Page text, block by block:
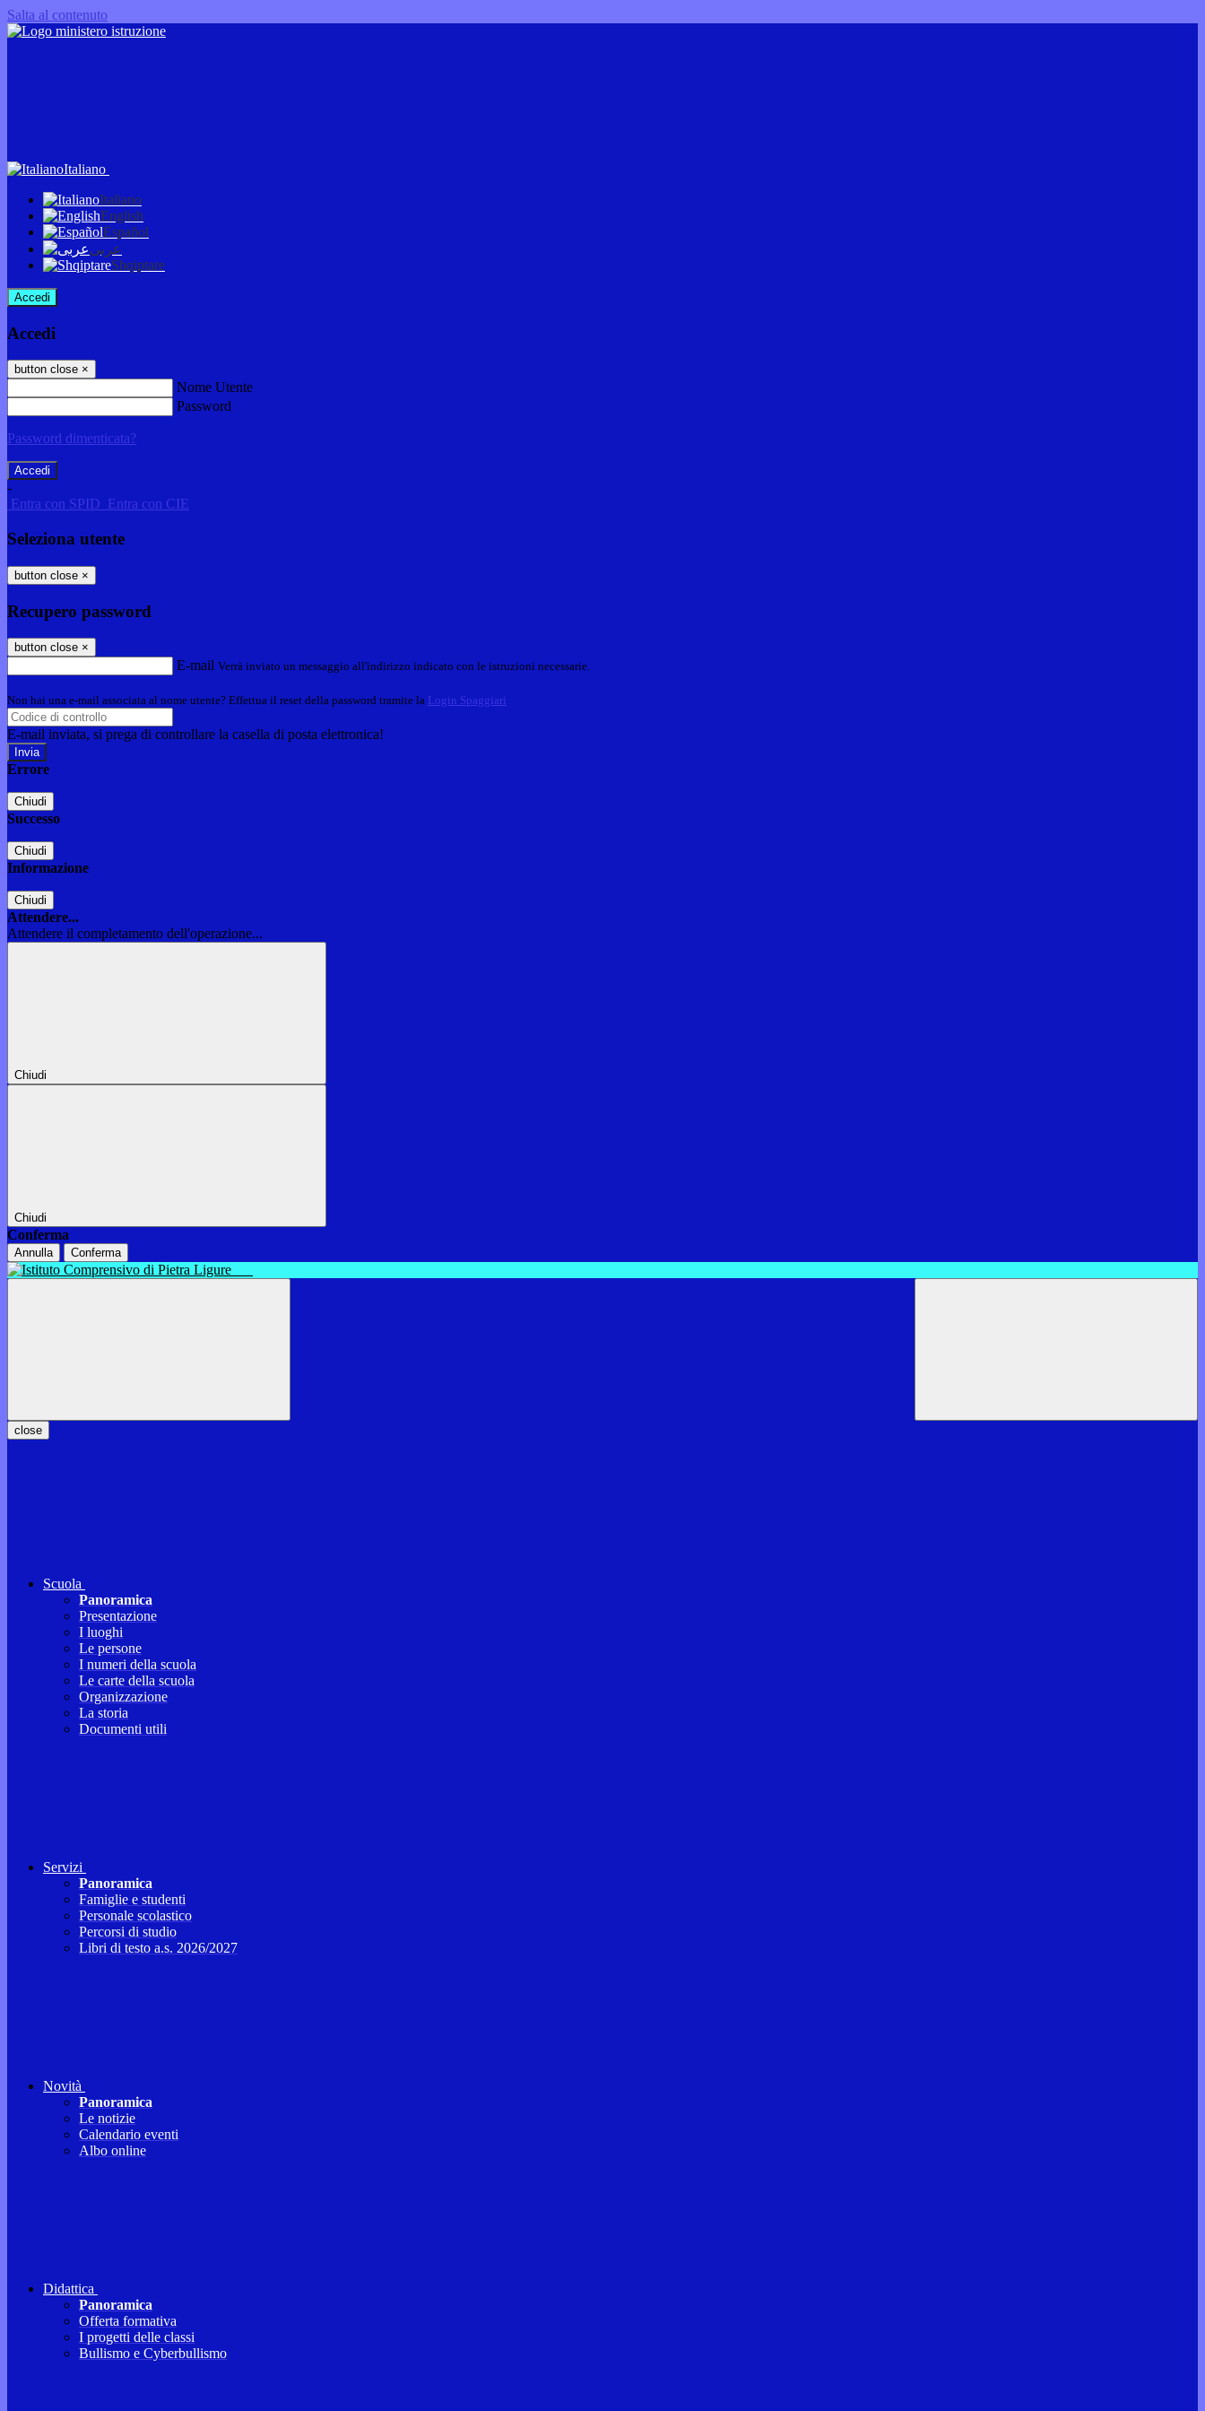
Salta al contenuto
Italiano
Italiano
English
Español
عربى
Shqiptare
Accedi
Accedi
button close ×
Nome Utente
Password
Password dimenticata?
-
Entra con SPID Entra con CIE
Seleziona utente
button close ×
Recupero password
button close ×
E-mail Verrà inviato un messaggio all'indirizzo indicato con le istruzioni necessarie.
Non hai una e-mail associata al nome utente? Effettua il reset della password tramite la Login Spaggiari
E-mail inviata, si prega di controllare la casella di posta elettronica!
Errore
Chiudi
Successo
Chiudi
Informazione
Chiudi
Attendere...
Attendere il completamento dell'operazione...
Chiudi
Chiudi
Conferma
Annulla Conferma
close
Scuola
Panoramica
Presentazione
I luoghi
Le persone
I numeri della scuola
Le carte della scuola
Organizzazione
La storia
Documenti utili
Servizi
Panoramica
Famiglie e studenti
Personale scolastico
Percorsi di studio
Libri di testo a.s. 2026/2027
Novità
Panoramica
Le notizie
Calendario eventi
Albo online
Didattica
Panoramica
Offerta formativa
I progetti delle classi
Bullismo e Cyberbullismo